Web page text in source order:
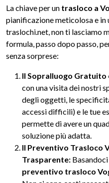
La chiave per un trasloco a
pianificazione meticolosa e in
traslochi.net, non ti lasciamo
formula, passo dopo passo,
senza sorprese:
Il Sopralluogo Gratuito
con una visita dei nostri
degli oggetti, le
accessi difficili) e le tue
permette di avere un
soluzione più adatta.
Il Preventivo Trasloco
Trasparente:
preventivo trasloco